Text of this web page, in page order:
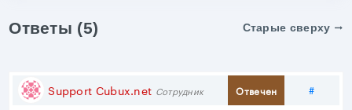
Ответы (5) Старые сверху
Support Cubux.net Сотрудник Отвечен #